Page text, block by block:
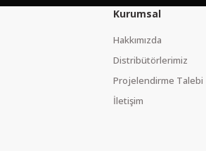
Kurumsal
Hakkımızda
Distribütörlerimiz
Projelendirme Talebi
İletişim